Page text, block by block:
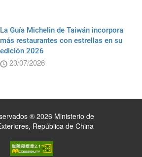
La Guía Michelin de Taiwán incorpora
más restaurantes con estrellas en su
edición 2026
23/07/2026
® 2026 Ministerio de
República de China